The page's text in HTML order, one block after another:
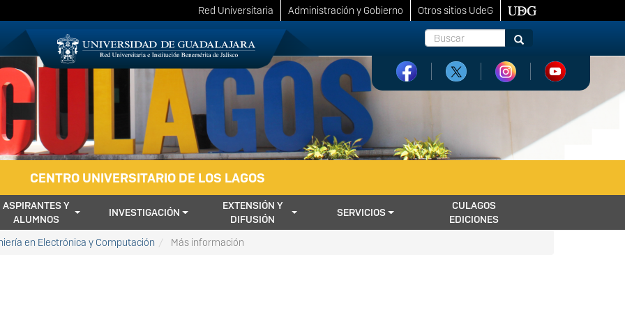
Red Universitaria Administración y Gobierno
Otros sitios UdeG
Buscar
Buscar
CENTRO UNIVERSITARIO DE LOS LAGOS
ASPIRANTES Y
ALUMNOS
INVESTIGACIÓN
EXTENSIÓN Y
DIFUSIÓN
SERVICIOS
CULAGOS
EDICIONES
en Electrónica y Computación Más información